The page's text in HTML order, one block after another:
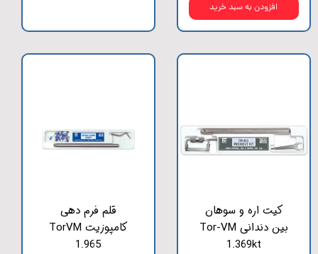
افزودن به سبد خرید
کیت اره و سوهان
بین دندانی Tor-VM
1.369kt
قلم فرم دهی
کامپوزیت TorVM
1.965